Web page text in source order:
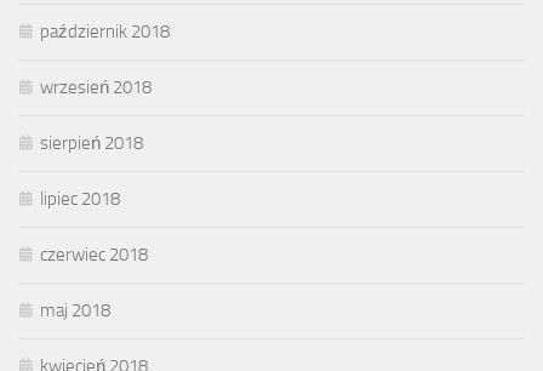
październik 2018
wrzesień 2018
sierpień 2018
lipiec 2018
czerwiec 2018
maj 2018
kwiecień 2018